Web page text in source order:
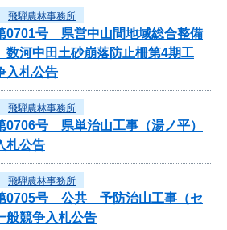
飛騨農林事務所
0701号 県営中山間地域総合整備
河中田土砂崩落防止柵第4期工
入札公告
飛騨農林事務所
0706号 県単治山工事（湯ノ平）
札公告
飛騨農林事務所
0705号 公共 予防治山工事（セ
般競争入札公告